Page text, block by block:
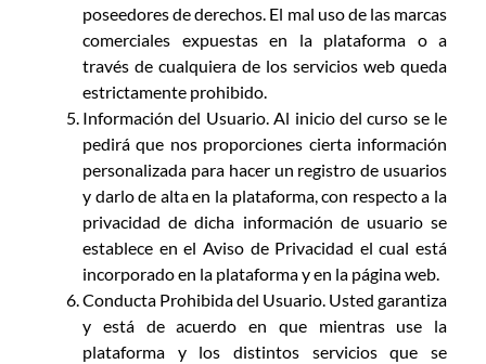
poseedores de derechos. El mal uso de las marcas
comerciales expuestas en la plataforma o a
través de cualquiera de los servicios web queda
estrictamente prohibido.
Información del Usuario. Al inicio del curso se le
pedirá que nos proporciones cierta información
personalizada para hacer un registro de usuarios
y darlo de alta en la plataforma, con respecto a la
privacidad de dicha información de usuario se
establece en el Aviso de Privacidad el cual está
incorporado en la plataforma y en la página web.
Conducta Prohibida del Usuario. Usted garantiza
y está de acuerdo en que mientras use la
plataforma y los distintos servicios que se